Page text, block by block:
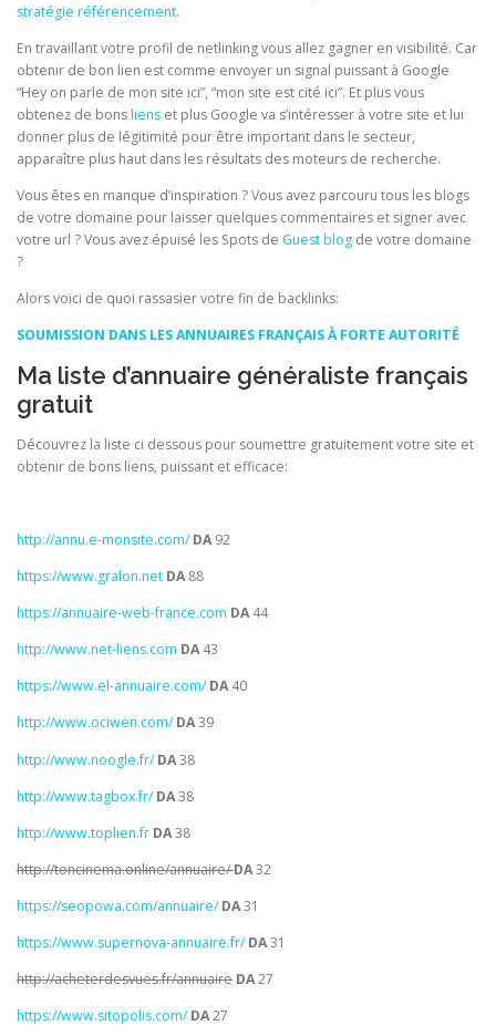
stratégie référencement.
En travaillant votre profil de netlinking vous allez gagner en visibilité. Car
obtenir de bon lien est comme envoyer un signal puissant à Google
“Hey on parle de mon site ici”, “mon site est cité ici”. Et plus vous
obtenez de bonsliens et plus Google va s’intéresser à votre site et lui
donner plus de légitimité pour être important dans le secteur,
apparaître plus haut dans les résultats des moteurs de recherche.
Vous êtes en manque d’inspiration ? Vous avez parcouru tous les blogs
de votre domaine pour laisser quelques commentaires et signer avec
votre url ? Vous avez épuisé les Spots de Guest blog de votre domaine
?
Alors voici de quoi rassasier votre fin de backlinks:
SOUMISSION DANS LES ANNUAIRES FRANÇAIS À FORTE AUTORITÉ
Ma liste d’annuaire généraliste français
gratuit
Découvrez la liste ci dessous pour soumettre gratuitement votre site et
obtenir de bons liens, puissant et efficace:
http://annu.e-monsite.com/ DA92
https://www.gralon.net DA88
https://annuaire-web-france.com DA44
http://www.net-liens.com DA43
https://www.el-annuaire.com/ DA40
http://www.ociwen.com/ DA39
http://www.noogle.fr/ DA38
http://www.tagbox.fr/ DA38
http://www.toplien.fr DA38
http://toncinema.online/annuaire/DA32
https://seopowa.com/annuaire/ DA31
https://www.supernova-annuaire.fr/ DA31
http://acheterdesvues.fr/annuaire DA27
https://www.sitopolis.com/ DA27